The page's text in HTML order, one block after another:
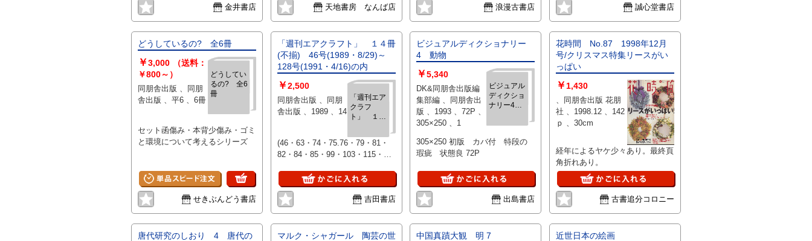
金井書店 天地書房 なんば店 浪漫古書店 誠心堂書店
どうしているの? 全6冊
どうしてい
るの? 全6
冊
￥3,000
（送料：
￥800～）
同朋舎出版 、同朋
舎出版 、平6 、6冊
セット函傷み・本背少傷み・ゴミ
と環境について考えるシリーズ
せきぶんどう書店
「週刊エアクラフト」 １４冊
(不揃) 46号(1989・8/29)～
128号(1991・4/16)の内
「週刊エア
クラフ
ト」 １４
46号
(1989・
8/29)～128
4/16)の内
￥2,500
同朋舎出版 、同朋
舎出版 、1989 、14
(46・63・74・75.76・79・81・
82・84・85・99・103・115・
吉田書店
ビジュアルディクショナリー
4 動物
ビジュアル
ディクショ
ナリー4
￥5,340
DK&同朋舎出版編
集部編 、同朋舎出
版 、1993 、72P 、
305×250 、1
305×250 初版 カバ付 特段の
瑕疵 状態良 72P
出島書店
花時間 No.87 1998年12月
号/クリスマス特集リースがい
っぱい
￥ 1,430
、同朋舎出版 花朋
社 、1998.12 、142
ｐ 、30cm
経年によるヤケ少々あり。最終頁
角折れあり。
古書追分コロニー
唐代研究のしおり 4 唐代の
マルク・シャガール 陶芸の世
中国真蹟大観 明 7 近世日本の絵画